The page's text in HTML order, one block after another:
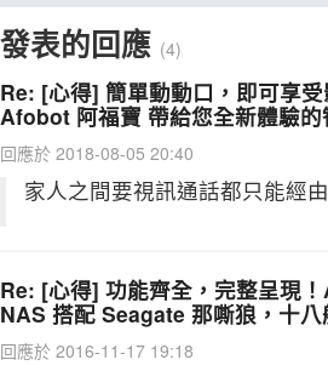
發表的回應 (4)
Re: [心得] 簡單動動口，即可享
Afobot 阿福寶 帶給您全新體驗的
回應於 2018-08-05 20:40
家人之間要視訊通話都只能經
Re: [心得] 功能齊全，完整呈現
NAS 搭配 Seagate 那嘶狼，十八
回應於 2016-11-17 19:18